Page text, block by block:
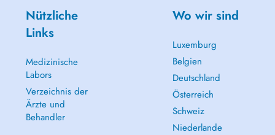
TEL : 621567074
Email :
docteurspelmans@gmail.com
Nützliche
Links
Medizinische
Labors
Verzeichnis der
Ärzte und
Behandler
Wo wir sind
Luxemburg
Belgien
Deutschland
Österreich
Schweiz
Niederlande